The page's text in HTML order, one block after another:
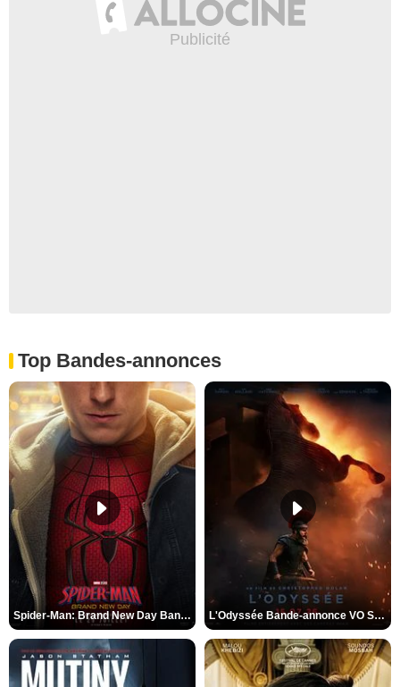
Top Bandes-annonces
Spider-Man: Brand New Day Bande-annonce VO STFR L'Odyssée Bande-annonce VO STFR